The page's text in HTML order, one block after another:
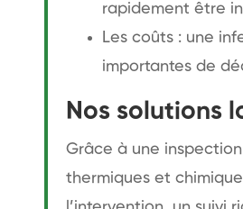
rapidement être
Les coûts : une
importantes de
Nos solutions
Grâce à une
thermiques et